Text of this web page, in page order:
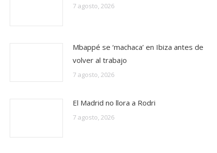
7 agosto, 2026
Mbappé se ‘machaca’ en Ibiza antes de
volver al trabajo
7 agosto, 2026
El Madrid no llora a Rodri
7 agosto, 2026